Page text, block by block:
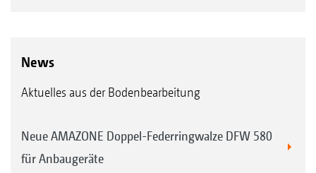
News
Aktuelles aus der Bodenbearbeitung
Neue AMAZONE Doppel-Federringwalze DFW 580
für Anbaugeräte